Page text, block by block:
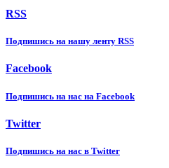
RSS
Подпишиcь на нашу ленту RSS
Facebook
Подпишиcь на нас на Facebook
Twitter
Подпишиcь на нас в Twitter